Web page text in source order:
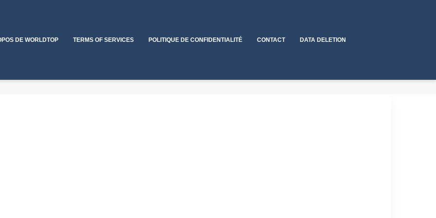
DE WORLDTOP TERMS OF SERVICES POLITIQUE DE CONFIDENTIALITÉ CONTACT DATA DELETION